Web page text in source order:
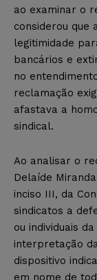
ao examinar o
considerou que
legitimidade
bancários e
no
reclamação
afastava a
sindical.
Ao analisar o
Delaíde
inciso III, da
sindicatos a
ou individuais
interpretação
dispositivo
em nome de